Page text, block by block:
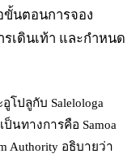
นตอนการจอง
รเดินเท้า และกำหนด
โปลูกับ Salelologa
นทางการคือ Samoa
Authority อธิบายว่า